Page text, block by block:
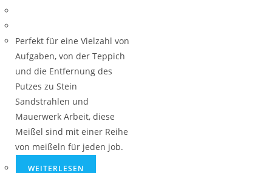
Perfekt für eine Vielzahl von
Aufgaben, von der Teppich
und die Entfernung des
Putzes zu Stein
Sandstrahlen und
Mauerwerk Arbeit, diese
Meißel sind mit einer Reihe
von meißeln für jeden job.
WEITERLESEN